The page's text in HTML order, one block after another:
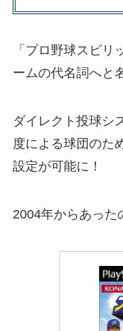
「プロ野球スピ
ームの代名詞へと
ダイレクト投球シ
度による球団のた
設定が可能に！
2004年からあった